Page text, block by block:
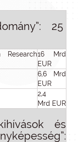
25
Research16 Mrd
EUR
6,6 Mrd
EUR
2,4
Mrd EUR
és